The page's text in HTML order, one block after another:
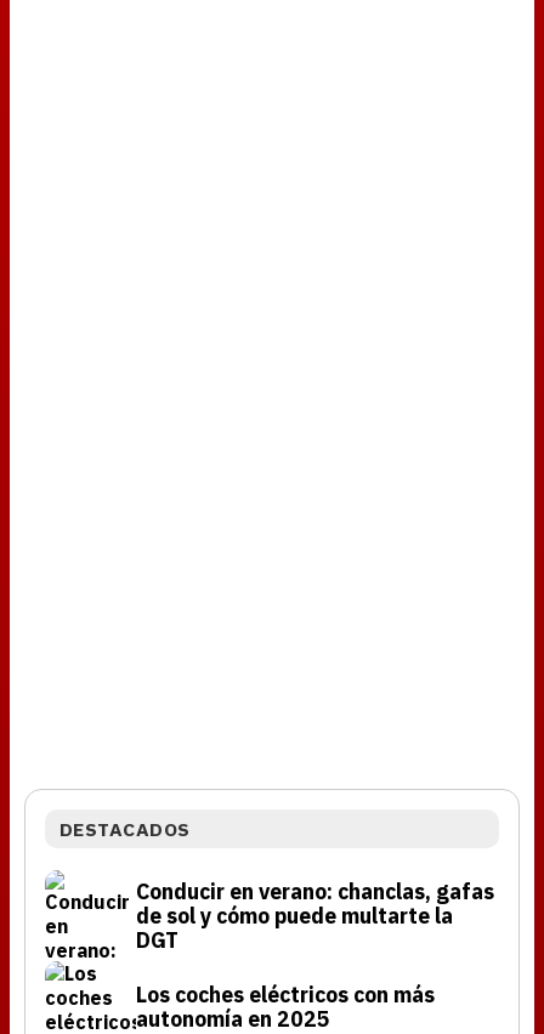
DESTACADOS
Conducir en verano: chanclas, gafas
de sol y cómo puede multarte la
DGT
Los coches eléctricos con más
autonomía en 2025